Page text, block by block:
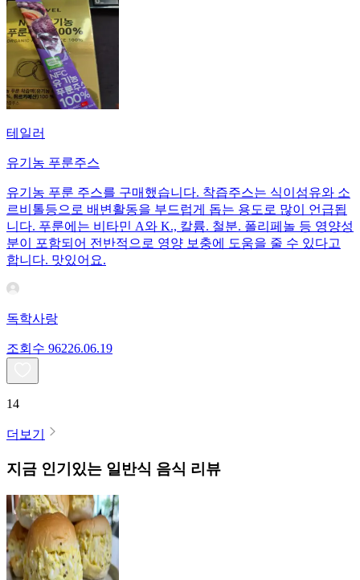
테일러
유기농 푸룬주스
유기농 푸룬 주스를 구매했습니다. 착즙주스는 식이섬유와 소
르비톨등으로 배변활동을 부드럽게 돕는 용도로 많이 언급됩
니다. 푸룬에는 비타민 A와 K., 칼륨. 철분. 폴리페놀 등 영양성
분이 포함되어 전반적으로 영양 보충에 도움을 줄 수 있다고
합니다. 맛있어요.
독학사랑
조회수 96226.06.19
14
더보기
지금 인기있는 일반식 음식 리뷰